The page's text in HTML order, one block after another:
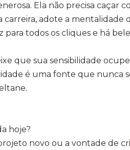
Ela não precisa caçar
adote a mentalidade
para todos os cliques e há
que sua sensibilidade
é uma fonte que nunca
hoje?
novo ou a vontade de